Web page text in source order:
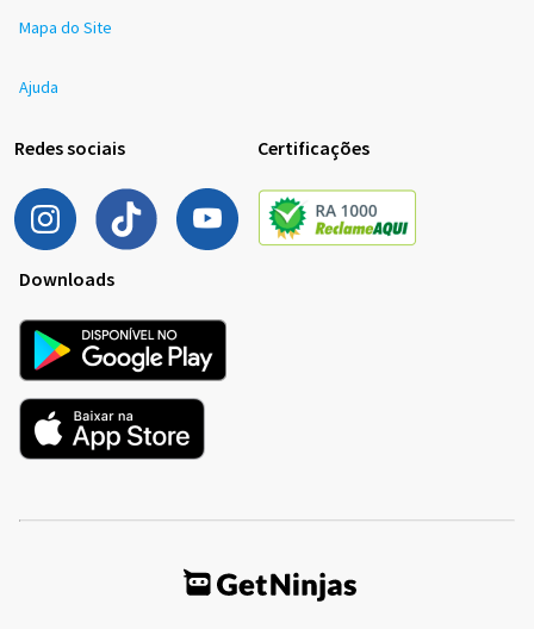
Mapa do Site
Ajuda
Redes sociais Certificações
Downloads